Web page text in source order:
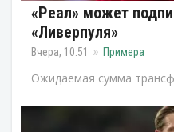
«Реал» может
«Ливерпуля»
Вчера, 10:51 Примера
Ожидаемая сумма